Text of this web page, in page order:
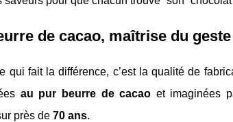
de cacao, maîtrise du
qui fait la différence, c’est la qualité de
au pur beurre de cacao et imaginées
près de 70 ans.